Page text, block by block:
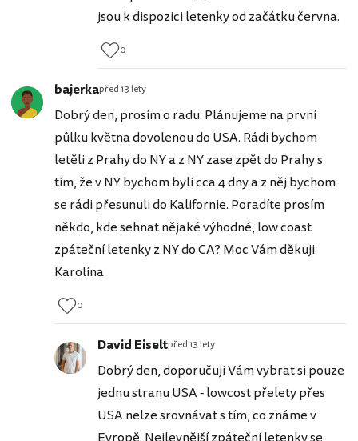
jsou k dispozici letenky od začátku června.
0
bajerkapřed 13 lety
Dobrý den, prosím o radu. Plánujeme na první
půlku května dovolenou do USA. Rádi bychom
letěli z Prahy do NY a z NY zase zpět do Prahy s
tím, že v NY bychom byli cca 4 dny a z něj bychom
se rádi přesunuli do Kalifornie. Poradíte prosím
někdo, kde sehnat nějaké výhodné, low coast
zpáteční letenky z NY do CA? Moc Vám děkuji
Karolína
0
David Eiseltpřed 13 lety
Dobrý den, doporučuji Vám vybrat si pouze
jednu stranu USA - lowcost přelety přes
USA nelze srovnávat s tím, co známe v